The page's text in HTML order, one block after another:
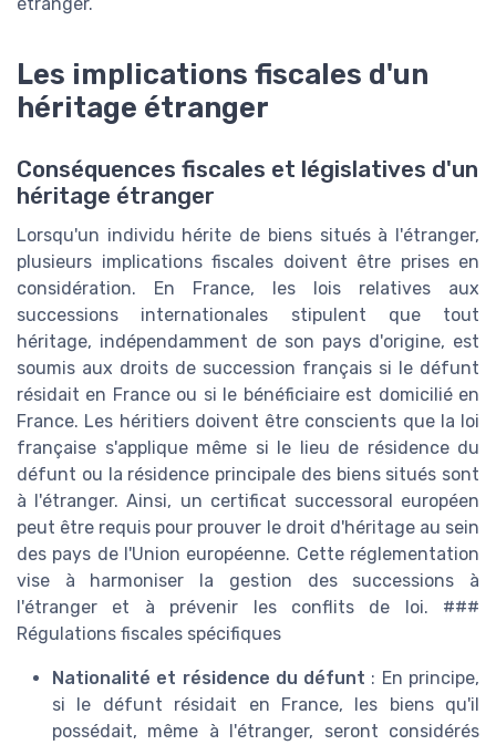
Les implications fiscales d'un
héritage étranger
Conséquences fiscales et législatives d'un
héritage étranger
Lorsqu'un individu hérite de biens situés à l'étranger,
plusieurs implications fiscales doivent être prises en
considération. En France, les lois relatives aux
successions internationales stipulent que tout
héritage, indépendamment de son pays d'origine, est
soumis aux droits de succession français si le défunt
résidait en France ou si le bénéficiaire est domicilié en
France. Les héritiers doivent être conscients que la loi
française s'applique même si le lieu de résidence du
défunt ou la résidence principale des biens situés sont
à l'étranger. Ainsi, un certificat successoral européen
peut être requis pour prouver le droit d'héritage au sein
des pays de l'Union européenne. Cette réglementation
vise à harmoniser la gestion des successions à
l'étranger et à prévenir les conflits de loi. ###
Régulations fiscales spécifiques
Nationalité et résidence du défunt : En principe,
si le défunt résidait en France, les biens qu'il
possédait, même à l'étranger, seront considérés